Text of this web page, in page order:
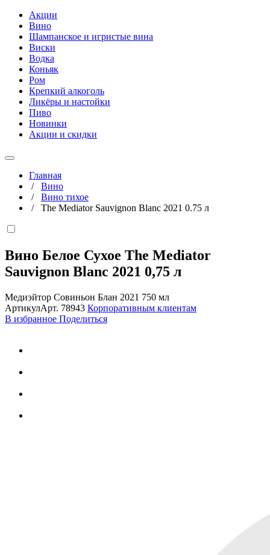
Акции
Вино
Шампанское и игристые вина
Виски
Водка
Коньяк
Ром
Крепкий алкоголь
Ликёры и настойки
Пиво
Новинки
Акции и скидки
Главная
/ Вино
/ Вино тихое
/ The Mediator Sauvignon Blanc 2021 0.75 л
Вино Белое Сухое The Mediator
Sauvignon Blanc 2021 0,75 л
Медиэйтор Совиньон Блан 2021 750 мл
АртикулАрт. 78943 Корпоративным клиентам
В избранное Поделиться